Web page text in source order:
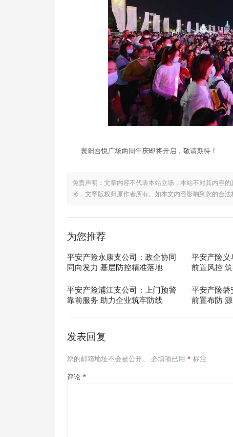
襄阳吾悦广场两周年庆即将开启，敬请期待！
免责声明：文章内容不代表本站立场，本站不对其内容
考，文章版权归原作者所有。如本文内容影响到您的合
为您推荐
平安产险永康支公司：政企协同
同向发力 基层防控精准落地
平安产险
前置风控
平安产险浦江支公司：上门预警
靠前服务 助力企业筑牢防线
平安产险
前置布防
发表回复
您的邮箱地址不会被公开。 必填项已用 * 标注
评论 *